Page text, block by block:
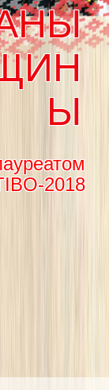
Ы
2018